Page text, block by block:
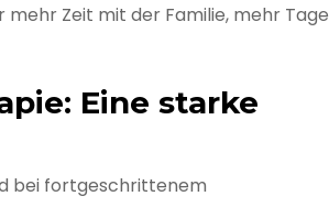
Zeit mit der Familie, mehr Tage
Eine starke
bei fortgeschrittenem